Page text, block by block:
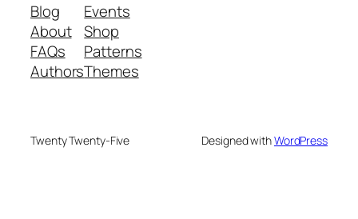
Blog
About
FAQs
Authors
Events
Shop
Patterns
Themes
Twenty Twenty-Five Designed withWordPress